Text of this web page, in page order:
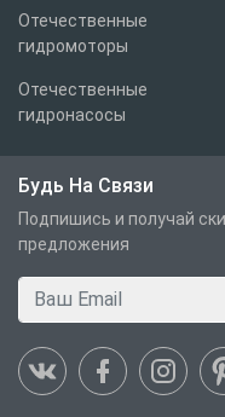
Отечественные
гидромоторы
Отечественные
гидронасосы
Будь На Связи
Подпишись и получай
предложения